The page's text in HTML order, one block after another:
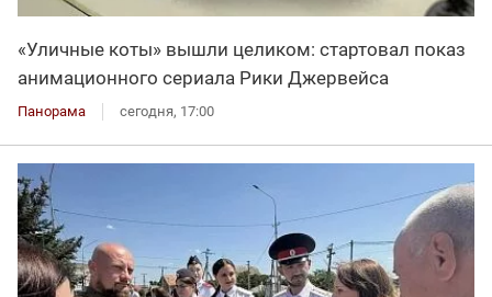
«Уличные коты» вышли целиком: стартовал показ
анимационного сериала Рики Джервейса
Панорама сегодня, 17:00